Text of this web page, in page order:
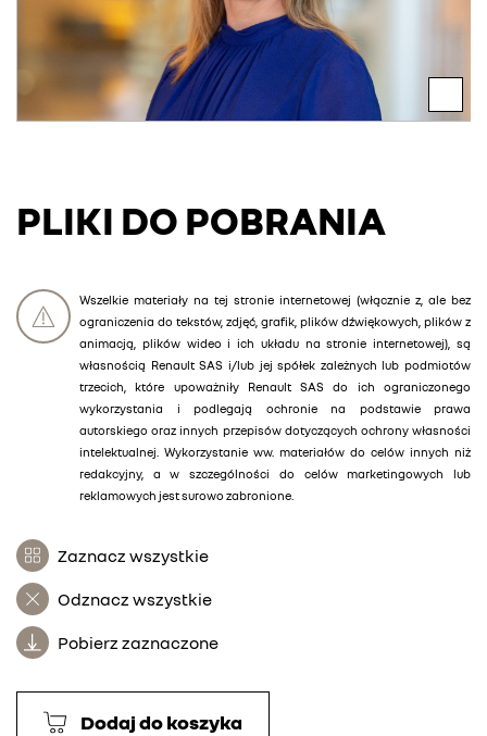
PLIKI DO POBRANIA
Wszelkie materiały na tej stronie internetowej (włącznie z, ale bez
ograniczenia do tekstów, zdjęć, grafik, plików dźwiękowych, plików z
animacją, plików wideo i ich układu na stronie internetowej), są
własnością Renault SAS i/lub jej spółek zależnych lub podmiotów
trzecich, które upoważniły Renault SAS do ich ograniczonego
wykorzystania i podlegają ochronie na podstawie prawa
autorskiego oraz innych przepisów dotyczących ochrony własności
intelektualnej. Wykorzystanie ww. materiałów do celów innych niż
redakcyjny, a w szczególności do celów marketingowych lub
reklamowych jest surowo zabronione.
Zaznacz wszystkie
Odznacz wszystkie
Pobierz zaznaczone
Dodaj do koszyka